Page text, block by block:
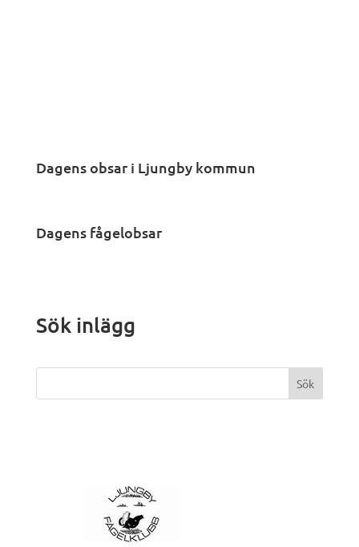
Dagens obsar i Ljungby kommun
Dagens fågelobsar
Sök inlägg
Sök